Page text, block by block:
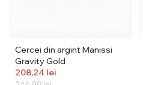
Cercei din argint Manissi
Gravity Gold
208,24 lei